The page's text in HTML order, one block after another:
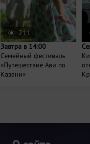
211
Завтра в 14:00
Семейный фестиваль
«Путешествие Ави по
Казани»